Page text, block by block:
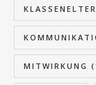
MITWIRKUNG